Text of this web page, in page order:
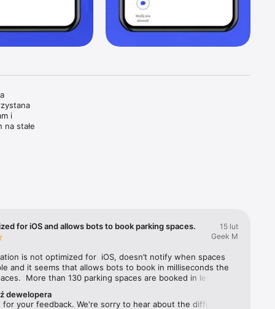
i
stałe
Jest
4
for iOS and allows bots to book parking spaces.
15 lut
Geek M
is not optimized for  iOS, doesn’t notify when spaces
and it seems that allows bots to book in milliseconds the
More than 130 parking spaces are booked in less than
do not recommend.
dewelopera
for your feedback. We're sorry to hear about the difficulties